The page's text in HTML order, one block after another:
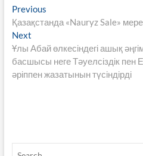
b
o
k
er
s
p
p
Навигация
по
записям
PreviousPrevious
post:
Қазақстанда «Nauryz Sale»
NextNext
post:
Ұлы Абай өлкесіндегі ашық
басшысы неге Тәуелсіздік пен
әріппен жазатынын түсіндірді